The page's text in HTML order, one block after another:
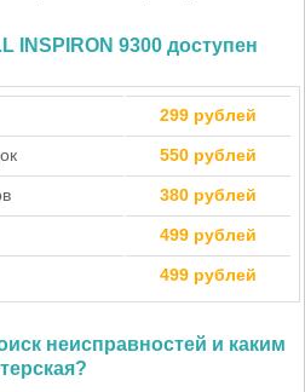
INSPIRON 9300 доступен
299 рублей
550 рублей
380 рублей
499 рублей
499 рублей
неисправностей и каким